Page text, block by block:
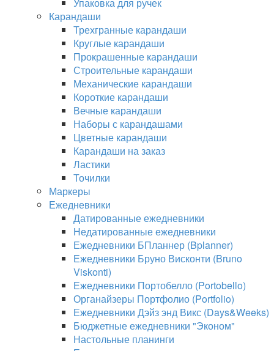
Карандаши
Трехгранные карандаши
Круглые карандаши
Прокрашенные карандаши
Строительные карандаши
Механические карандаши
Короткие карандаши
Вечные карандаши
Наборы с карандашами
Цветные карандаши
Карандаши на заказ
Ластики
Точилки
Маркеры
Ежедневники
Датированные ежедневники
Недатированные ежедневники
Ежедневники БПланнер (Bplanner)
Ежедневники Бруно Висконти (Bruno
Viskonti)
Ежедневники Портобелло (Portobello)
Органайзеры Портфолио (Portfolio)
Ежедневники Дэйз энд Викс (Days&Weeks)
Бюджетные ежедневники "Эконом"
Настольные планинги